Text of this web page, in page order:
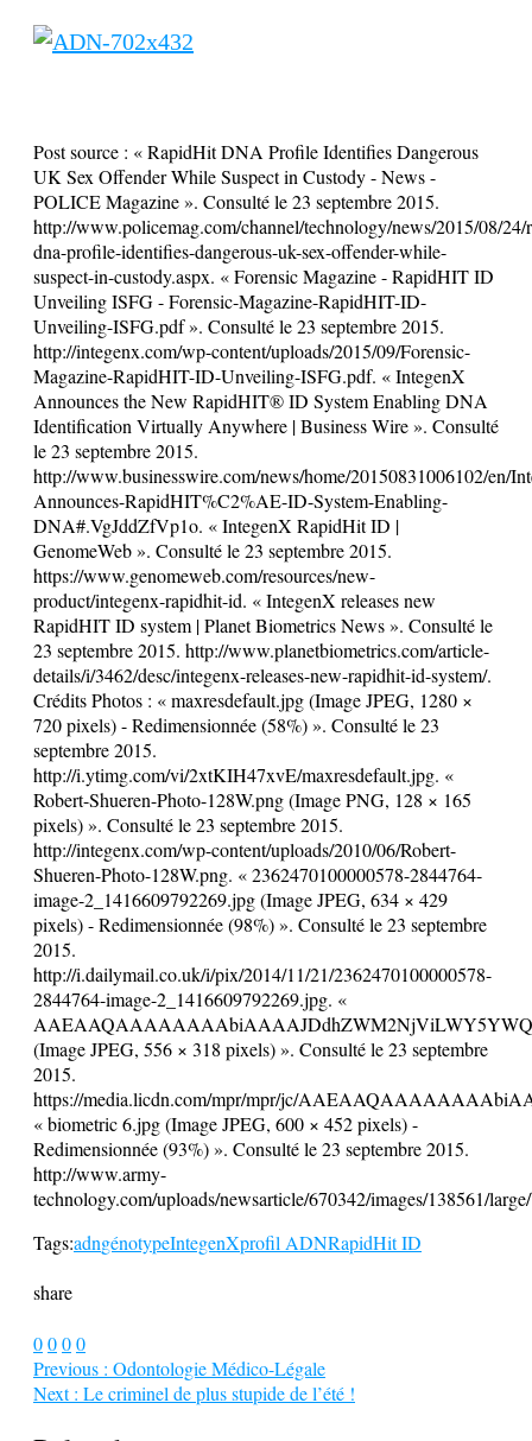
Post source : « RapidHit DNA Profile Identifies Dangerous
UK Sex Offender While Suspect in Custody - News -
POLICE Magazine ». Consulté le 23 septembre 2015.
http://www.policemag.com/channel/technology/news/2015/08/
dna-profile-identifies-dangerous-uk-sex-offender-while-
suspect-in-custody.aspx. « Forensic Magazine - RapidHIT ID
Unveiling ISFG - Forensic-Magazine-RapidHIT-ID-
Unveiling-ISFG.pdf ». Consulté le 23 septembre 2015.
http://integenx.com/wp-content/uploads/2015/09/Forensic-
Magazine-RapidHIT-ID-Unveiling-ISFG.pdf. « IntegenX
Announces the New RapidHIT® ID System Enabling DNA
Identification Virtually Anywhere | Business Wire ». Consulté
le 23 septembre 2015.
http://www.businesswire.com/news/home/20150831006102/en/
Announces-RapidHIT%C2%AE-ID-System-Enabling-
DNA#.VgJddZfVp1o. « IntegenX RapidHit ID |
GenomeWeb ». Consulté le 23 septembre 2015.
https://www.genomeweb.com/resources/new-
product/integenx-rapidhit-id. « IntegenX releases new
RapidHIT ID system | Planet Biometrics News ». Consulté le
23 septembre 2015. http://www.planetbiometrics.com/article-
details/i/3462/desc/integenx-releases-new-rapidhit-id-system/.
Crédits Photos : « maxresdefault.jpg (Image JPEG, 1280 ×
720 pixels) - Redimensionnée (58%) ». Consulté le 23
septembre 2015.
http://i.ytimg.com/vi/2xtKIH47xvE/maxresdefault.jpg. «
Robert-Shueren-Photo-128W.png (Image PNG, 128 × 165
pixels) ». Consulté le 23 septembre 2015.
http://integenx.com/wp-content/uploads/2010/06/Robert-
Shueren-Photo-128W.png. « 2362470100000578-2844764-
image-2_1416609792269.jpg (Image JPEG, 634 × 429
pixels) - Redimensionnée (98%) ». Consulté le 23 septembre
2015.
http://i.dailymail.co.uk/i/pix/2014/11/21/2362470100000578-
2844764-image-2_1416609792269.jpg. «
(Image JPEG, 556 × 318 pixels) ». Consulté le 23 septembre
2015.
https://media.licdn.com/mpr/mpr/jc/
« biometric 6.jpg (Image JPEG, 600 × 452 pixels) -
Redimensionnée (93%) ». Consulté le 23 septembre 2015.
http://www.army-
technology.com/uploads/newsarticle/670342/images/138561/
Tags:adngénotypeIntegenXprofil ADNRapidHit ID
share
0000
Previous : Odontologie Médico-Légale
Next : Le criminel de plus stupide de l’été !